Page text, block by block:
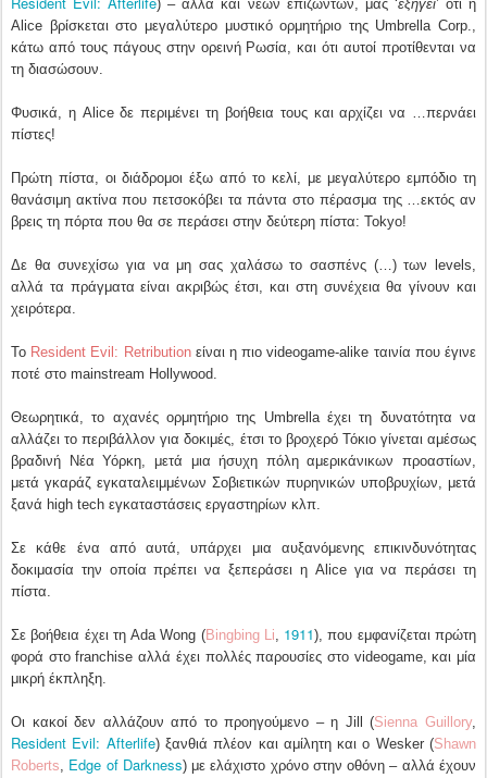
) – αλλά και νέων επιζώντων, μας ‘εξηγεί’ ότι η
Alice βρίσκεται στο μεγαλύτερο μυστικό ορμητήριο της Umbrella Corp.,
κάτω από τους πάγους στην ορεινή Ρωσία, και ότι αυτοί προτίθενται να
τη διασώσουν.
Φυσικά, η Alice δε περιμένει τη βοήθεια τους και αρχίζει να …περνάει
πίστες!
Πρώτη πίστα, οι διάδρομοι έξω από το κελί, με μεγαλύτερο εμπόδιο τη
θανάσιμη ακτίνα που πετσοκόβει τα πάντα στο πέρασμα της …εκτός αν
βρεις τη πόρτα που θα σε περάσει στην δεύτερη πίστα: Tokyo!
Δε θα συνεχίσω για να μη σας χαλάσω το σασπένς (…) των levels,
αλλά τα πράγματα είναι ακριβώς έτσι, και στη συνέχεια θα γίνουν και
χειρότερα.
Το Resident Evil: Retributionείναι η πιο videogame-alike ταινία που έγινε
ποτέ στο mainstream Hollywood.
Θεωρητικά, το αχανές ορμητήριο της Umbrella έχει τη δυνατότητα να
αλλάζει το περιβάλλον για δοκιμές, έτσι το βροχερό Τόκιο γίνεται αμέσως
βραδινή Νέα Υόρκη, μετά μια ήσυχη πόλη αμερικάνικων προαστίων,
μετά γκαράζ εγκαταλειμμένων Σοβιετικών πυρηνικών υποβρυχίων, μετά
ξανά high tech εγκαταστάσεις εργαστηρίων κλπ.
Σε κάθε ένα από αυτά, υπάρχει μια αυξανόμενης επικινδυνότητας
δοκιμασία την οποία πρέπει να ξεπεράσει η Alice για να περάσει τη
πίστα.
Σε βοήθεια έχει τη Ada Wong (Bingbing Li 1911), που εμφανίζεται πρώτη
φορά στο franchise αλλά έχει πολλές παρουσίες στο videogame, και μία
μικρή έκπληξη.
Οι κακοί δεν αλλάζουν από το προηγούμενο – η Jill (Sienna Guillory,
Resident Evil: Afterlife) ξανθιά πλέον και αμίλητη και ο Wesker (Shawn
Roberts
Edge of Darkness) με ελάχιστο χρόνο στην οθόνη – αλλά έχουν